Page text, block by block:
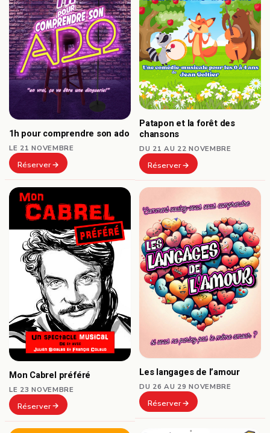
1h pour comprendre son ado
LE 21 NOVEMBRE
Réserver
Patapon et la forêt des
chansons
DU 21 AU 22 NOVEMBRE
Réserver
Mon Cabrel préféré
LE 23 NOVEMBRE
Réserver
Les langages de l’amour
DU 26 AU 29 NOVEMBRE
Réserver